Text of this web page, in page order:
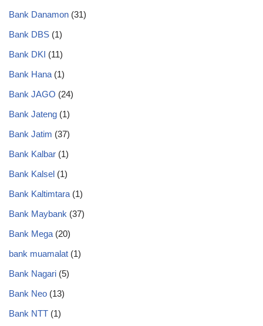
Bank Danamon (31)
Bank DBS (1)
Bank DKI (11)
Bank Hana (1)
Bank JAGO (24)
Bank Jateng (1)
Bank Jatim (37)
Bank Kalbar (1)
Bank Kalsel (1)
Bank Kaltimtara (1)
Bank Maybank (37)
Bank Mega (20)
bank muamalat (1)
Bank Nagari (5)
Bank Neo (13)
Bank NTT (1)